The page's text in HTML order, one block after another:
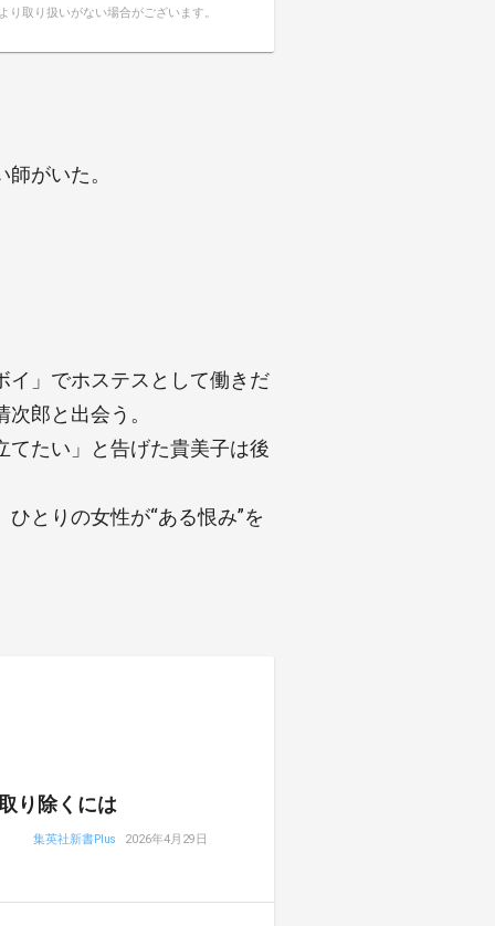
り取り扱いがない場合がございます。
がいた。
イ」でホステスとして働きだ
郎と出会う。
てたい」と告げた貴美子は後
とりの女性が“ある恨み”を
り除くには
集英社新書Plus 2026年4月29日